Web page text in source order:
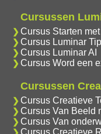
Cursussen
Cursus Starten
Cursus Luminar
Cursus Luminar AI
Cursus Word een
Cursussen
Cursus Creatieve
Cursus Van Beeld
Cursus Van
Cursus Creatieve